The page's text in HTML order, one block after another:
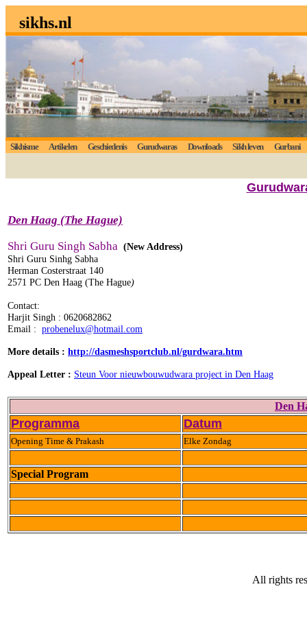
sikhs.nl
Sikhisme Artikelen Geschiedenis Gurudwaras Downloads Sikh leven Gurbani
Den Haag (The Hague)
Shri Guru Singh Sabha (New Address)
Shri Guru Sinhg Sabha
Herman Costerstraat 140
2571 PC Den Haag (The Hague)
Contact:
Harjit Singh : 0620682862
Email : probenelux@hotmail.com
More details : http://dasmeshsportclub.nl/gurdwara.htm
Appeal Letter : Steun Voor nieuwbouwu​dwara project in Den Haag
Den
Programma Datum
Opening Time & Prakash Elke Zondag
Special Program
All rights